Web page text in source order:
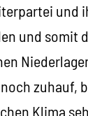
und
und somit
zuhauf,
Klima